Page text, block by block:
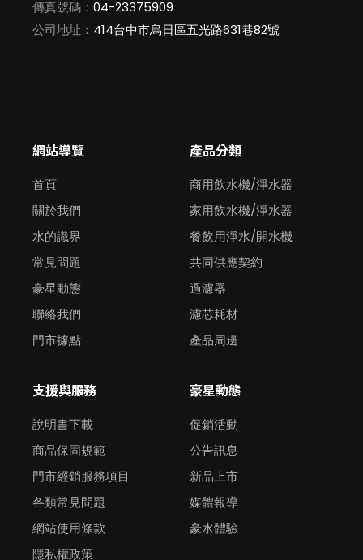
傳真號碼： 04-23375909
公司地址： 414台中市烏日區五光路631巷82號
網站導覽
首頁
關於我們
水的識界
常見問題
豪星動態
聯絡我們
門市據點
產品分類
商用飲水機/淨水器
家用飲水機/淨水器
餐飲用淨水/開水機
共同供應契約
過濾器
濾芯耗材
產品周邊
支援與服務
說明書下載
商品保固規範
門市經銷服務項目
各類常見問題
網站使用條款
隱私權政策
豪星動態
促銷活動
公告訊息
新品上市
媒體報導
豪水體驗